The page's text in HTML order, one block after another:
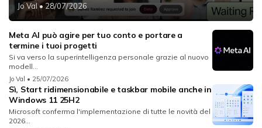
Jo Val• 28/07/2026
Meta AI può agire per tuo conto e portare a
termine i tuoi progetti
Si va verso la superintelligenza personale grazie al nuovo
modell...
Jo Val • 25/07/2026
Sì, Start ridimensionabile e taskbar mobile anche in
Windows 11 25H2
Microsoft conferma l'implementazione di tutte le novità del
2026...